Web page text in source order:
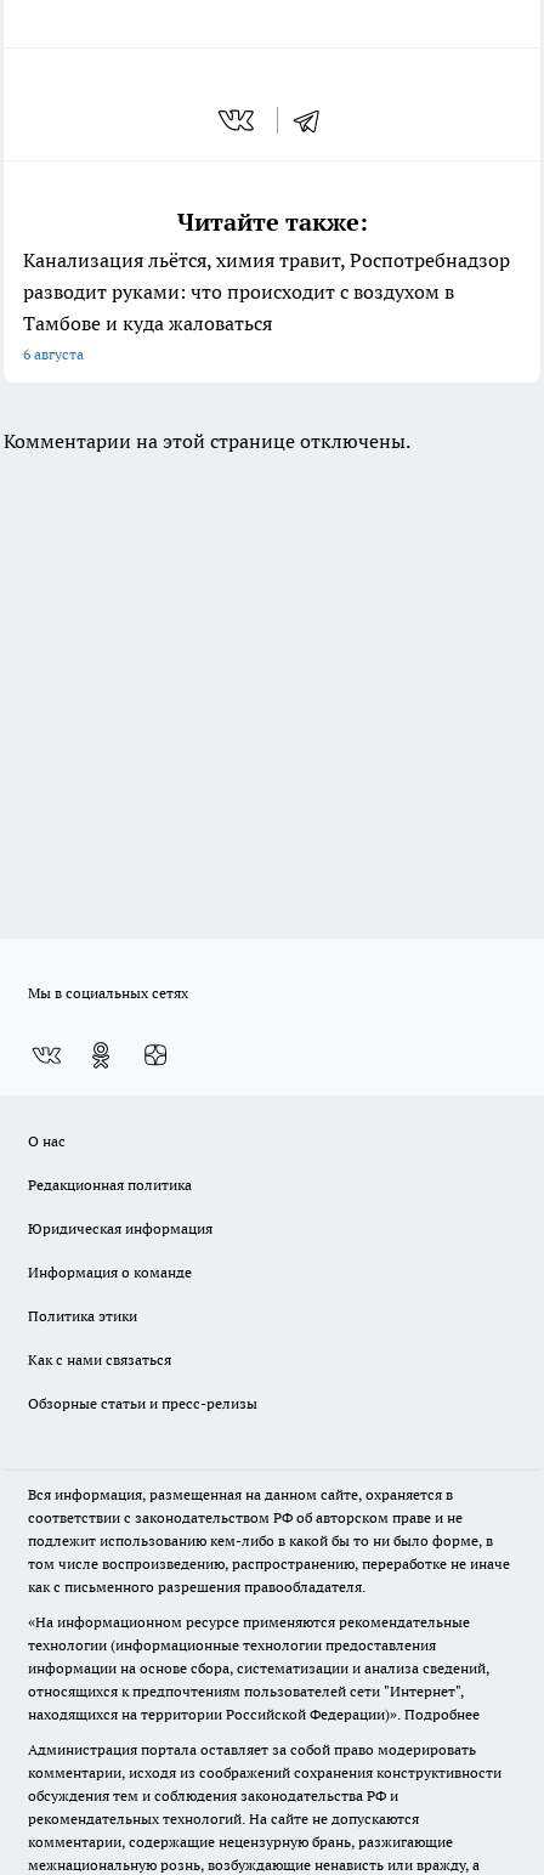
Читайте также:
Канализация льётся, химия травит, Роспотребнадзор
разводит руками: что происходит с воздухом в
Тамбове и куда жаловаться
6 августа
Комментарии на этой странице отключены.
Мы в социальных сетях
О нас
Редакционная политика
Юридическая информация
Информация о команде
Политика этики
Как с нами связаться
Обзорные статьи и пресс-релизы
Вся информация, размещенная на данном сайте, охраняется в
соответствии с законодательством РФ об авторском праве и не
подлежит использованию кем-либо в какой бы то ни было форме, в
том числе воспроизведению, распространению, переработке не иначе
как с письменного разрешения правообладателя.
«На информационном ресурсе применяются рекомендательные
технологии (информационные технологии предоставления
информации на основе сбора, систематизации и анализа сведений,
относящихся к предпочтениям пользователей сети "Интернет",
находящихся на территории Российской Федерации)». Подробнее
Администрация портала оставляет за собой право модерировать
комментарии, исходя из соображений сохранения конструктивности
обсуждения тем и соблюдения законодательства РФ и
рекомендательных технологий. На сайте не допускаются
комментарии, содержащие нецензурную брань, разжигающие
межнациональную рознь, возбуждающие ненависть или вражду, а